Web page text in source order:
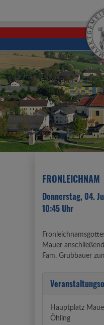
FRONLEICHNAM
Donnerstag, 04.
10:45 Uhr
Mauer
Fam. Grubbauer
Hauptplatz
Öhling